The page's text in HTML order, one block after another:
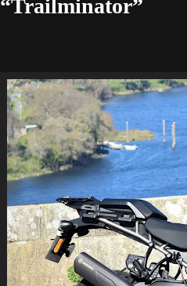
“Trailminator”